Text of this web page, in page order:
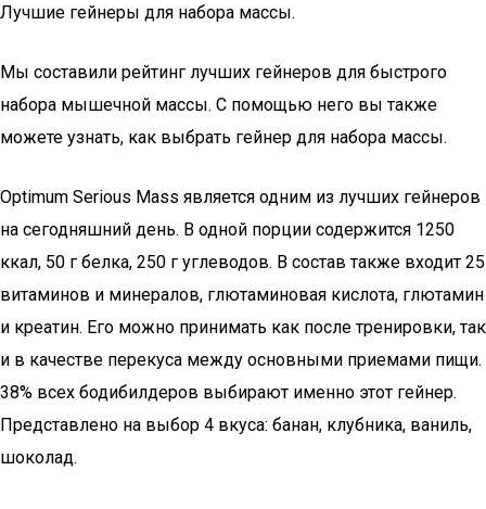
Лучшие гейнеры для набора массы.
Мы составили рейтинг лучших гейнеров для быстрого
набора мышечной массы. С помощью него вы также
можете узнать, как выбрать гейнер для набора массы.
Optimum Serious Mass является одним из лучших гейнеров
на сегодняшний день. В одной порции содержится 1250
ккал, 50 г белка, 250 г углеводов. В состав также входит 25
витаминов и минералов, глютаминовая кислота, глютамин
и креатин. Его можно принимать как после тренировки, так
и в качестве перекуса между основными приемами пищи.
38% всех бодибилдеров выбирают именно этот гейнер.
Представлено на выбор 4 вкуса: банан, клубника, ваниль,
шоколад.